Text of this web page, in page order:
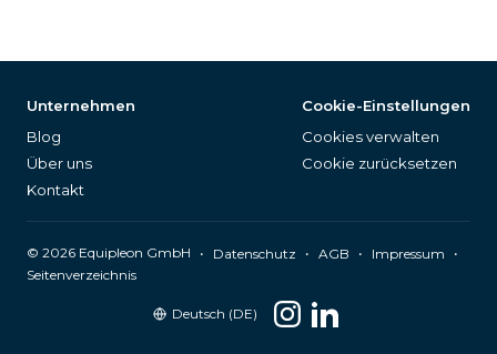
Unternehmen
Blog
Über uns
Kontakt
Cookie-Einstellungen
Cookies verwalten
Cookie zurücksetzen
© 2026 Equipleon GmbH • Datenschutz • AGB • Impressum
•
Seitenverzeichnis
Deutsch (DE)